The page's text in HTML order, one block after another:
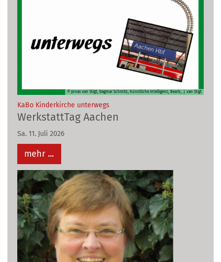
© Jonas van Stigt; Dagmar Schmitz; Künstliche Intelligenz; Bearb,: J. van Stigt
KaBo Kinderkirche unterwegs
WerkstattTag Aachen
Sa. 11. Juli 2026
mehr ...